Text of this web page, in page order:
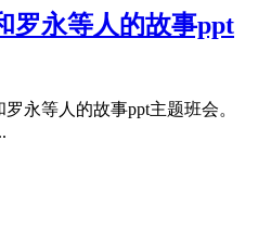
罗永等人的故事ppt
永等人的故事ppt主题班会。